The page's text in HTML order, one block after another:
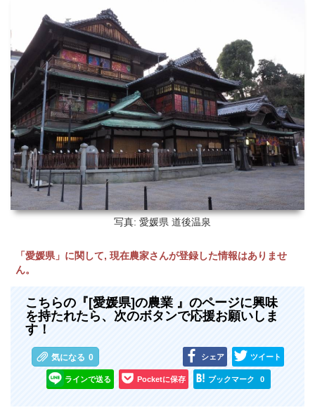
写真: 愛媛県 道後温泉
「愛媛県」に関して, 現在農家さんが登録した情報はありませ
ん。
こちらの『[愛媛県]の農業 』のページに興味
を持たれたら、次のボタンで応援お願いしま
す！
気になる 0 シェア ツイート
ラインで送る Pocketに保存 ブックマーク 0